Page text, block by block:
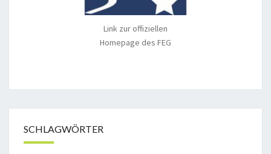
Link zur offiziellen
Homepage des FEG
SCHLAGWÖRTER